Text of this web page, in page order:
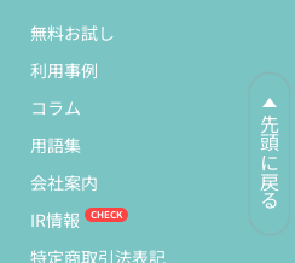
先頭に戻る
無料お試し
利用事例
コラム
用語集
会社案内
IR情報
特定商取引法表記